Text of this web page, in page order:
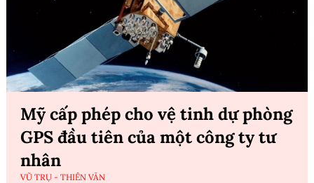
Mỹ cấp phép cho vệ tinh dự phòng
GPS đầu tiên của một công ty tư
nhân
VŨ TRỤ - THIÊN VĂN